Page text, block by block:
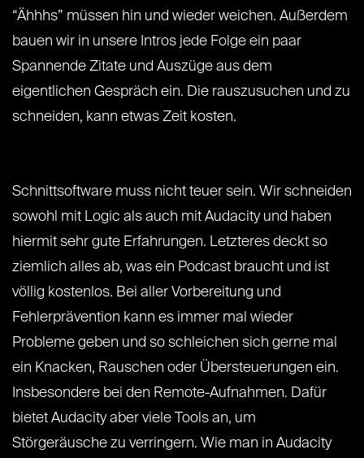
“Ähhhs” müssen hin und wieder weichen. Außerdem
bauen wir in unsere Intros jede Folge ein paar
Spannende Zitate und Auszüge aus dem
eigentlichen Gespräch ein. Die rauszusuchen und zu
schneiden, kann etwas Zeit kosten.
Schnittsoftware muss nicht teuer sein. Wir schneiden
sowohl mit Logic als auch mit Audacity und haben
hiermit sehr gute Erfahrungen. Letzteres deckt so
ziemlich alles ab, was ein Podcast braucht und ist
völlig kostenlos. Bei aller Vorbereitung und
Fehlerprävention kann es immer mal wieder
Probleme geben und so schleichen sich gerne mal
ein Knacken, Rauschen oder Übersteuerungen ein.
Insbesondere bei den Remote-Aufnahmen. Dafür
bietet Audacity aber viele Tools an, um
Störgeräusche zu verringern. Wie man in Audacity